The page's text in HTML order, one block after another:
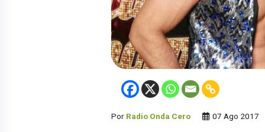
Por Radio Onda Cero 07 Ago 2017